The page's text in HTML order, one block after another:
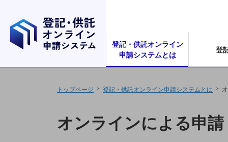
登記・供託オンライン
申請システムとは
登
トップページ 登記・供託オンライン申請システムとは
オンラインによる申